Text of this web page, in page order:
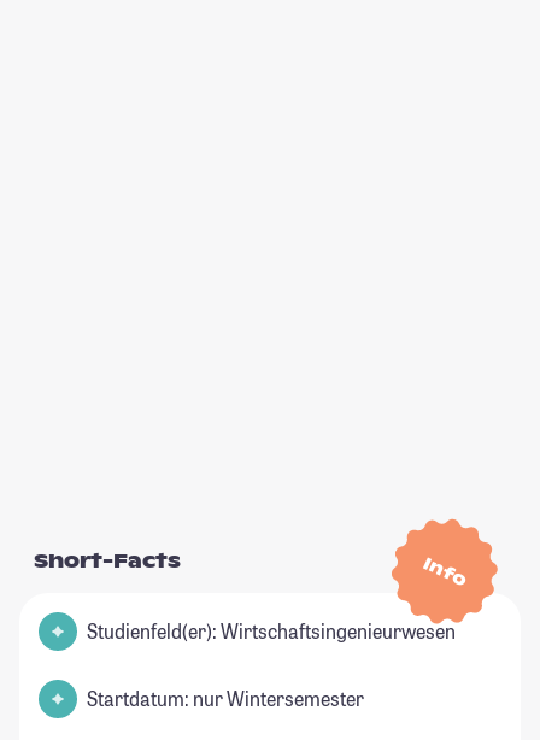
Info
Short-Facts
Studienfeld(er): Wirtschaftsingenieurwesen
Startdatum: nur Wintersemester